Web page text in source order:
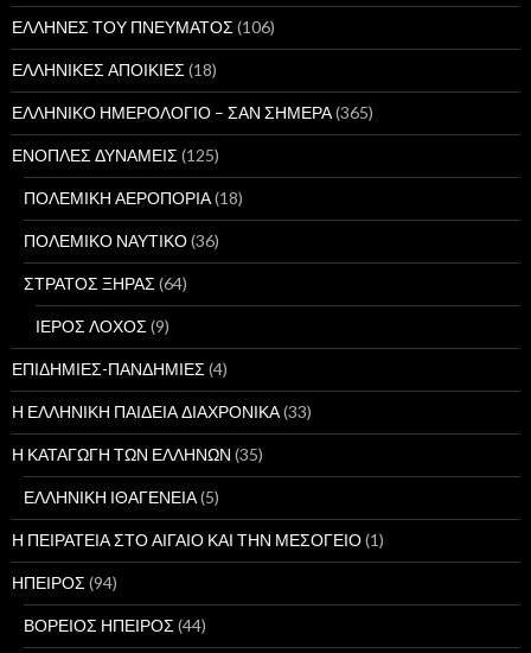
ΕΛΛΗΝΕΣ ΤΟΥ ΠΝΕΥΜΑΤΟΣ (106)
ΕΛΛΗΝΙΚΕΣ ΑΠΟΙΚΙΕΣ (18)
ΕΛΛΗΝΙΚΟ ΗΜΕΡΟΛΟΓΙΟ – ΣΑΝ ΣΗΜΕΡΑ(365)
ΕΝΟΠΛΕΣ ΔΥΝΑΜΕΙΣ (125)
ΠΟΛΕΜΙΚΗ ΑΕΡΟΠΟΡΙΑ(18)
ΠΟΛΕΜΙΚΟ ΝΑΥΤΙΚΟ(36)
ΣΤΡΑΤΟΣ ΞΗΡΑΣ (64)
ΙΕΡΟΣ ΛΟΧΟΣ (9)
ΕΠΙΔΗΜΙΕΣ-ΠΑΝΔΗΜΙΕΣ (4)
Η ΕΛΛΗΝΙΚΗ ΠΑΙΔΕΙΑ ΔΙΑΧΡΟΝΙΚΑ(33)
Η ΚΑΤΑΓΩΓΗ ΤΩΝ ΕΛΛΗΝΩΝ (35)
ΕΛΛΗΝΙΚΗ ΙΘΑΓΕΝΕΙΑ(5)
Η ΠΕΙΡΑΤΕΙΑ ΣΤΟ ΑΙΓΑΙΟ ΚΑΙ ΤΗΝ ΜΕΣΟΓΕΙΟ(1)
ΗΠΕΙΡΟΣ (94)
ΒΟΡΕΙΟΣ ΗΠΕΙΡΟΣ (44)